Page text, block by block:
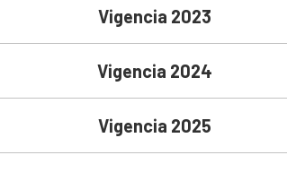
Vigencia 2023
Vigencia 2024
Vigencia 2025